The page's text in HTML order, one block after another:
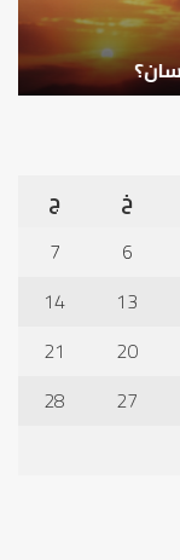
خ
ج
6
7
13
14
20
21
27
28